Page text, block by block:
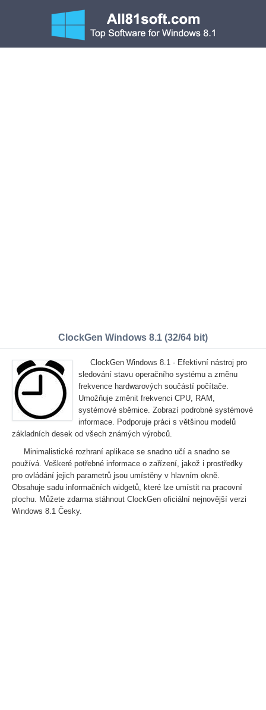
ClockGen Windows 8.1 (32/64 bit)
ClockGen Windows 8.1 - Efektivní nástroj pro
sledování stavu operačního systému a změnu
frekvence hardwarových součástí počítače.
Umožňuje změnit frekvenci CPU, RAM,
systémové sběrnice. Zobrazí podrobné systémové
informace. Podporuje práci s většinou modelů
základních desek od všech známých výrobců.
Minimalistické rozhraní aplikace se snadno učí a snadno se
používá. Veškeré potřebné informace o zařízení, jakož i prostředky
pro ovládání jejich parametrů jsou umístěny v hlavním okně.
Obsahuje sadu informačních widgetů, které lze umístit na pracovní
plochu. Můžete zdarma stáhnout ClockGen oficiální nejnovější verzi
Windows 8.1 Česky.